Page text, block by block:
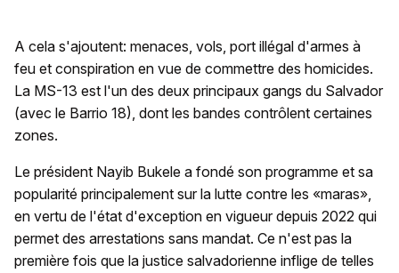
A cela s'ajoutent: menaces, vols, port illégal d'armes à
feu et conspiration en vue de commettre des homicides.
La MS-13 est l'un des deux principaux gangs du Salvador
(avec le Barrio 18), dont les bandes contrôlent certaines
zones.
Le président Nayib Bukele a fondé son programme et sa
popularité principalement sur la lutte contre les «maras»,
en vertu de l'état d'exception en vigueur depuis 2022 qui
permet des arrestations sans mandat. Ce n'est pas la
première fois que la justice salvadorienne inflige de telles